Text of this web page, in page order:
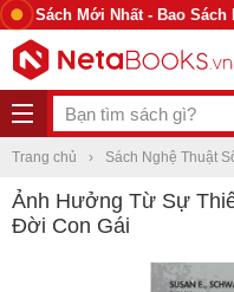
Sách Mới Nhất - Bao Sách
Trang chủ Sách Nghệ Thuật
Ảnh Hưởng Từ Sự
Đời Con Gái